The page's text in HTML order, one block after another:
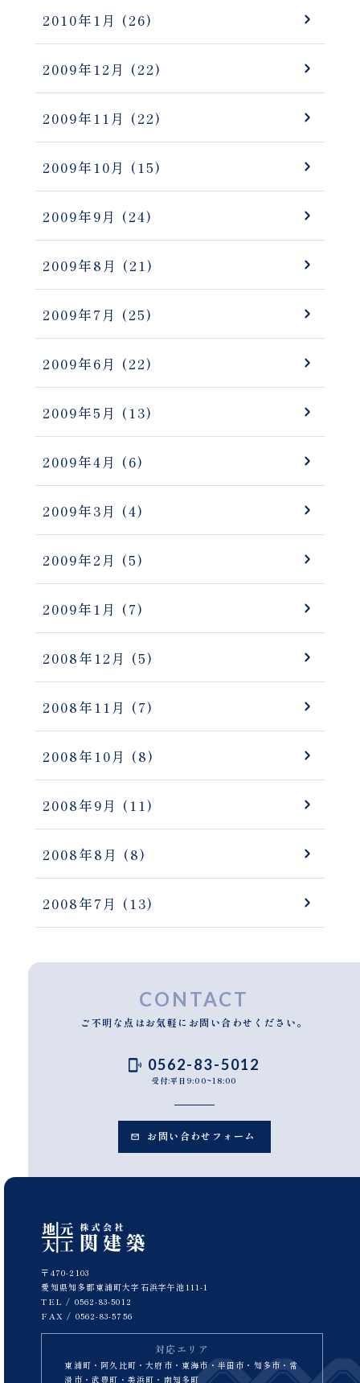
2010年1月 (26)
2009年12月 (22)
2009年11月 (22)
2009年10月 (15)
2009年9月 (24)
2009年8月 (21)
2009年7月 (25)
2009年6月 (22)
2009年5月 (13)
2009年4月 (6)
2009年3月 (4)
2009年2月 (5)
2009年1月 (7)
2008年12月 (5)
2008年11月 (7)
2008年10月 (8)
2008年9月 (11)
2008年8月 (8)
2008年7月 (13)
CONTACT
ご不明な点はお気軽にお問い合わせください。
0562-83-5012
受付:平日9:00~18:00
お問い合わせフォーム
〒470-2103
愛知県知多郡東浦町大字石浜字午池111-1
TEL / 0562-83-5012
FAX / 0562-83-5756
対応エリア
東浦町・阿久比町・大府市・東海市・半田市・知多市・常
滑市・武豊町・美浜町・南知多町